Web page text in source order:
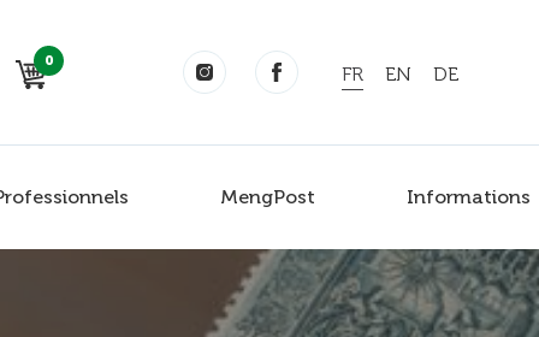
MengPost Informations
0
FR EN DE